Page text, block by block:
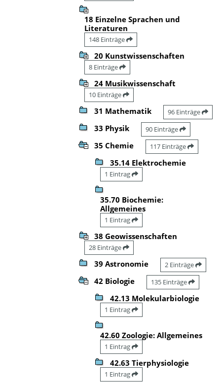
18 Einzelne Sprachen und
Literaturen
148 Einträge
20 Kunstwissenschaften
8 Einträge
24 Musikwissenschaft
10 Einträge
31 Mathematik 96 Einträge
33 Physik 90 Einträge
35 Chemie 117 Einträge
35.14 Elektrochemie
1 Eintrag
35.70 Biochemie:
Allgemeines
1 Eintrag
38 Geowissenschaften
28 Einträge
39 Astronomie 2 Einträge
42 Biologie 135 Einträge
42.13 Molekularbiologie
1 Eintrag
42.60 Zoologie: Allgemeines
1 Eintrag
42.63 Tierphysiologie
1 Eintrag